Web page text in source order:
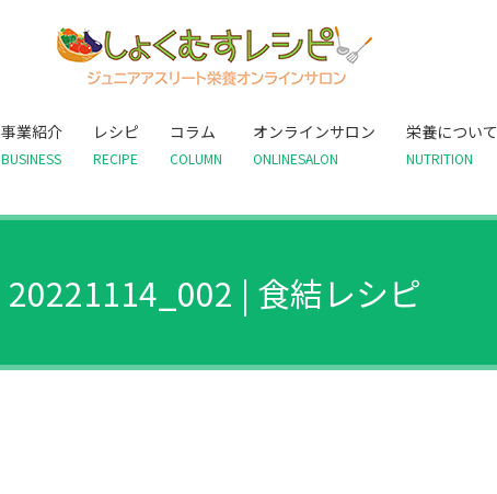
事業紹介
BUSINESS
レシピ
RECIPE
コラム
COLUMN
オンラインサロン
ONLINESALON
栄養について
NUTRITION
20221114_002 | 食結レシピ